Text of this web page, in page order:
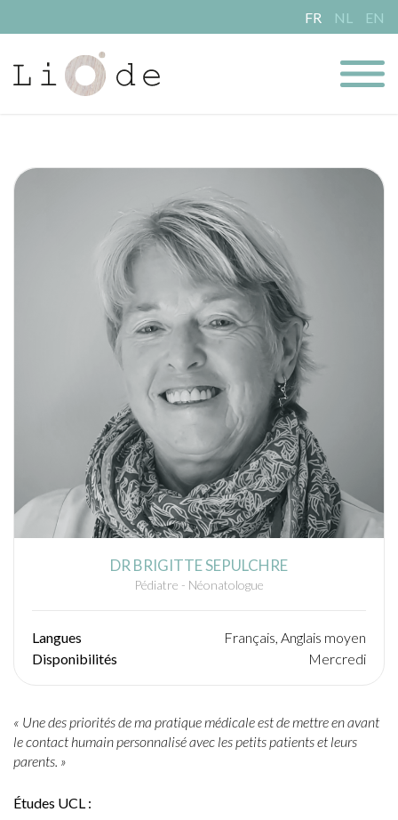
FR NL EN
DR BRIGITTE SEPULCHRE
Pédiatre - Néonatologue
Langues
Français, Anglais moyen
Disponibilités
Mercredi
« Une des priorités de ma pratique médicale est de mettre en avant
le contact humain personnalisé avec les petits patients et leurs
parents. »
Études UCL :